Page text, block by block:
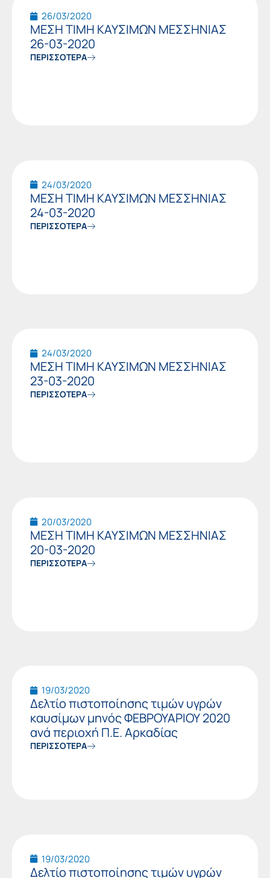
26/03/2020
ΜΕΣΗ ΤΙΜΗ ΚΑΥΣΙΜΩΝ ΜΕΣΣΗΝΙΑΣ
26-03-2020
ΠΕΡΙΣΣΟΤΕΡΑ
24/03/2020
ΜΕΣΗ ΤΙΜΗ ΚΑΥΣΙΜΩΝ ΜΕΣΣΗΝΙΑΣ
24-03-2020
ΠΕΡΙΣΣΟΤΕΡΑ
24/03/2020
ΜΕΣΗ ΤΙΜΗ ΚΑΥΣΙΜΩΝ ΜΕΣΣΗΝΙΑΣ
23-03-2020
ΠΕΡΙΣΣΟΤΕΡΑ
20/03/2020
ΜΕΣΗ ΤΙΜΗ ΚΑΥΣΙΜΩΝ ΜΕΣΣΗΝΙΑΣ
20-03-2020
ΠΕΡΙΣΣΟΤΕΡΑ
19/03/2020
Δελτίο πιστοποίησης τιμών υγρών
καυσίμων μηνός ΦΕΒΡΟΥΑΡΙΟΥ 2020
ανά περιοχή Π.Ε. Αρκαδίας
ΠΕΡΙΣΣΟΤΕΡΑ
19/03/2020
Δελτίο πιστοποίησης τιμών υγρών